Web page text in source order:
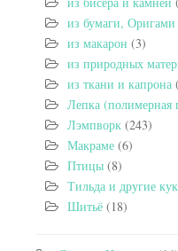
из бумаги, Оригами
из макарон (3)
из природных
из ткани и капрона
Лепка (полимерная
Лэмпворк (243)
Макраме (6)
Птицы (8)
Тильда и другие
Шитьё (18)